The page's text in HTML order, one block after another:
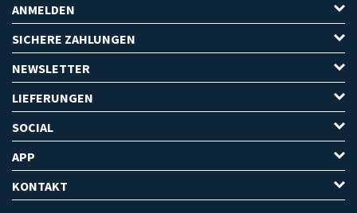
ANMELDEN
SICHERE ZAHLUNGEN
NEWSLETTER
LIEFERUNGEN
SOCIAL
APP
KONTAKT